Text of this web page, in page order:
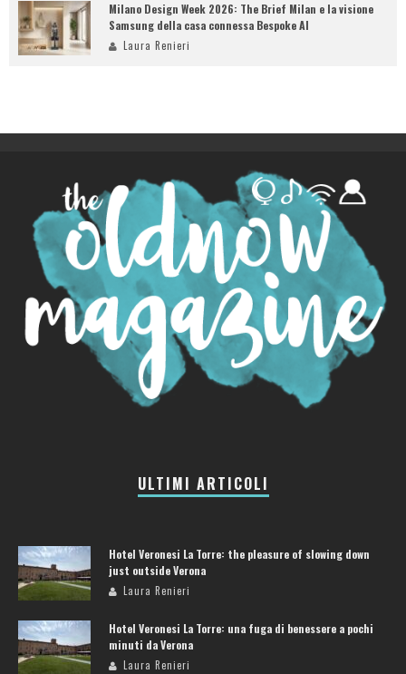
Milano Design Week 2026: The Brief Milan e la visione
Samsung della casa connessa Bespoke AI
Laura Renieri
ULTIMI ARTICOLI
Hotel Veronesi La Torre: the pleasure of slowing down
just outside Verona
Laura Renieri
Hotel Veronesi La Torre: una fuga di benessere a pochi
minuti da Verona
Laura Renieri